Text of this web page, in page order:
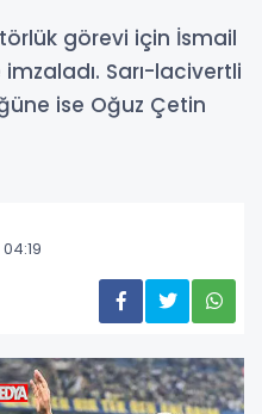
görevi için İsmail
imzaladı. Sarı-lacivertli
ise Oğuz Çetin